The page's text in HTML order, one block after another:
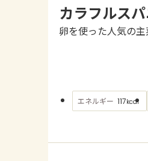
カラフルス
卵を使った人気の主
エネルギー 117kcal